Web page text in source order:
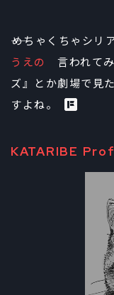
――めちゃくちゃシ
うえの
言われて
ズ』とか劇場で見
すよね。
KATARIBE